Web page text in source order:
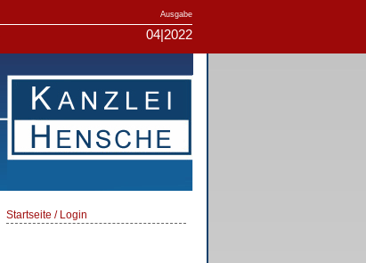
Ausgabe
04|2022
Startseite / Login